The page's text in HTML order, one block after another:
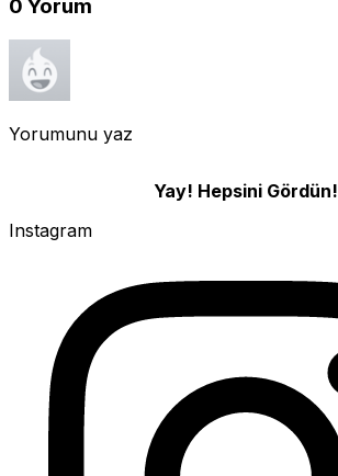
0 Yorum
Yorumunu yaz
Yay! Hepsini Gördün!
Instagram